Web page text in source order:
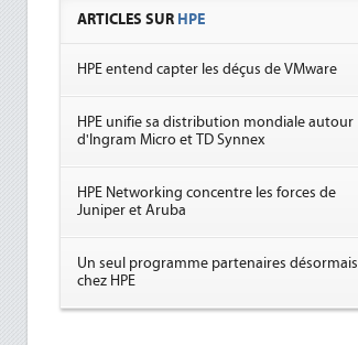
ARTICLES SUR HPE
HPE entend capter les déçus de VMware
HPE unifie sa distribution mondiale autour
d'Ingram Micro et TD Synnex
HPE Networking concentre les forces de
Juniper et Aruba
Un seul programme partenaires désormais
chez HPE